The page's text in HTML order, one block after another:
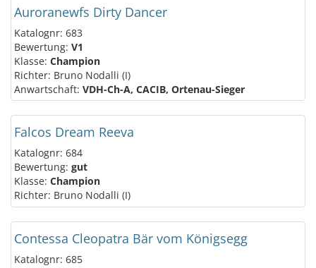
Auroranewfs Dirty Dancer
Katalognr: 683
Bewertung: V1
Klasse: Champion
Richter: Bruno Nodalli (I)
Anwartschaft: VDH-Ch-A, CACIB, Ortenau-Sieger
Falcos Dream Reeva
Katalognr: 684
Bewertung: gut
Klasse: Champion
Richter: Bruno Nodalli (I)
Contessa Cleopatra Bär vom Königsegg
Katalognr: 685